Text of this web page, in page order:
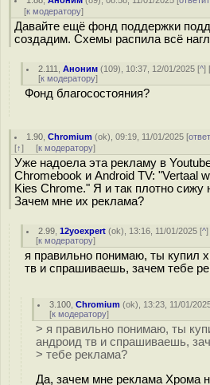
[к модератору]
Давайте ещё фонд поддержки
создадим. Схемы распила всё
2.111 ,Аноним (109), 10:37, 12/01/2025 [^]
[к модератору]
Фонд благосостояния?
1.90 ,Chromium (ok), 09:19, 11/01/2025 [
[↑] [к модератору]
Уже надоела эта рекламу в
Chromebook и Android TV: "Vertaal
Kies Chrome." Я и так плотно сижу
Зачем мне их реклама?
2.99 ,12yoexpert (ok), 13:16, 11/01/2025 [^]
[к модератору]
я правильно понимаю, ты купил
тв и спрашиваешь, зачем тебе
3.100 ,Chromium (ok), 13:23, 11/01/
[к модератору]
> я правильно понимаю, ты
андроид тв и спрашиваешь,
> тебе реклама?
Да, зачем мне реклама Хрома